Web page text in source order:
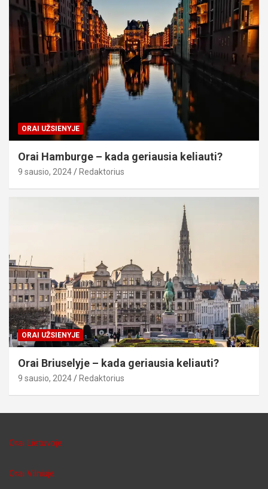
ORAI UŽSIENYJE
Orai Hamburge – kada geriausia keliauti?
9 sausio, 2024 Redaktorius
ORAI UŽSIENYJE
Orai Briuselyje – kada geriausia keliauti?
9 sausio, 2024 Redaktorius
Orai Lietuvoje
Orai Vilniuje